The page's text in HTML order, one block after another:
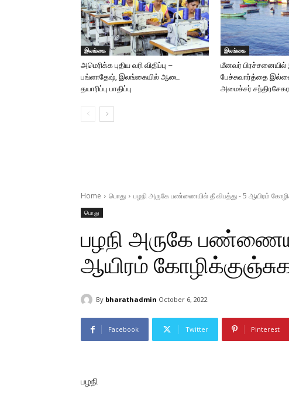
இலங்கை
அமெரிக்க புதிய வரி விதிப்பு –
பங்ளாதே‌ஷ், இலங்கையில் ஆடை
தயாரிப்பு பாதிப்பு
இலங்கை
மீனவர் பிரச்சனையில்
பேச்சுவார்த்தை
அமைச்சர்